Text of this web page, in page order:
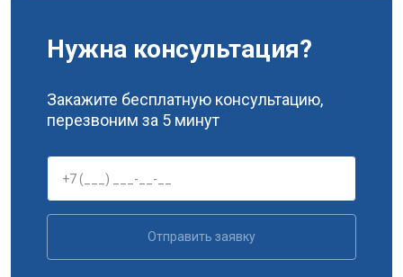
Нужна консультация?
Закажите бесплатную консультацию,
перезвоним за 5 минут
Отправить заявку